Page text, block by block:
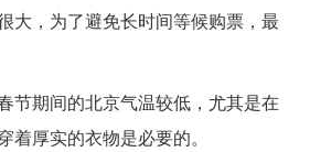
大，为了避免长时间等候购票，最
节期间的北京气温较低，尤其是在
着厚实的衣物是必要的。